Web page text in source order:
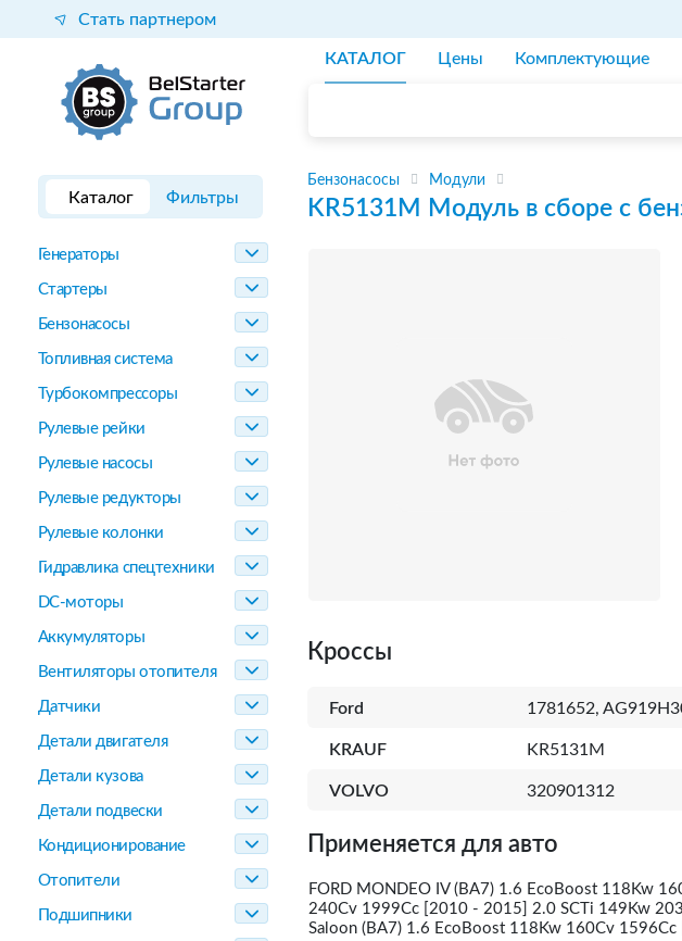
Стать партнером
КАТАЛОГ Цены Комплектующие
Каталог Фильтры
Генераторы
Стартеры
Бензонасосы
Топливная система
Турбокомпрессоры
Рулевые рейки
Рулевые насосы
Рулевые редукторы
Рулевые колонки
Гидравлика спецтехники
DC-моторы
Аккумуляторы
Вентиляторы отопителя
Датчики
Детали двигателя
Детали кузова
Детали подвески
Кондиционирование
Отопители
Подшипники
Бензонасосы Модули
KR5131M Модуль в сборе с
Кроссы
Ford 1781652,
KRAUF KR5131M
VOLVO 320901312
Применяется для авто
FORD MONDEO IV (BA7) 1.6 EcoBoost 118Kw
240Cv 1999Cc [2010 - 2015] 2.0 SCTi 149Kw
Saloon (BA7) 1.6 EcoBoost 118Kw 160Cv 1596Cc